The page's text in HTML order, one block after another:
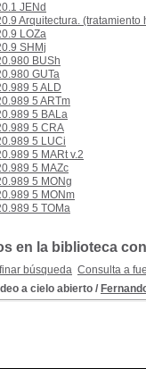
JENd
Arquitectura.
LOZa
SHMj
BUSh
GUTa
5 ALD
5 ARTm
5 BALa
5 CRA
5 LUCi
5 MARt v.2
5 MAZc
5 MONg
5 MONm
5 TOMa
en la biblioteca
búsqueda Consulta a
a cielo abierto /